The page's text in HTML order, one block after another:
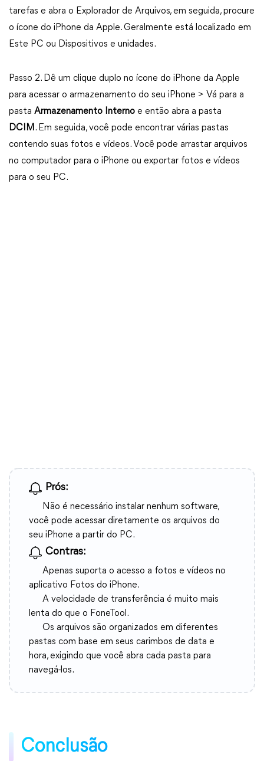
tarefas e abra o Explorador de Arquivos, em seguida, procure
o ícone do iPhone da Apple. Geralmente está localizado em
Este PC ou Dispositivos e unidades.
Passo 2. Dê um clique duplo no ícone do iPhone da Apple
para acessar o armazenamento do seu iPhone > Vá para a
pasta Armazenamento Interno e então abra a pasta
DCIM . Em seguida, você pode encontrar várias pastas
contendo suas fotos e vídeos. Você pode arrastar arquivos
no computador para o iPhone ou exportar fotos e vídeos
para o seu PC.
Prós:
Não é necessário instalar nenhum software,
você pode acessar diretamente os arquivos do
seu iPhone a partir do PC.
Contras:
Apenas suporta o acesso a fotos e vídeos no
aplicativo Fotos do iPhone.
A velocidade de transferência é muito mais
lenta do que o FoneTool.
Os arquivos são organizados em diferentes
pastas com base em seus carimbos de data e
hora, exigindo que você abra cada pasta para
navegá-los.
Conclusão